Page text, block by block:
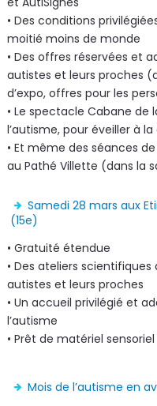
• Des conditions
moitié moins de monde
• Des offres réservées et
autistes et leurs proches
d’expo, offres pour les
• Le spectacle Cabane de
l’autisme, pour éveiller à
• Et même des séances
au Pathé Villette (dans la
Samedi 28 mars aux
(15e)
• Gratuité étendue
• Des ateliers
autistes et leurs proches
• Un accueil privilégié et
l’autisme
• Prêt de matériel sensoriel
Mois de l’autisme en